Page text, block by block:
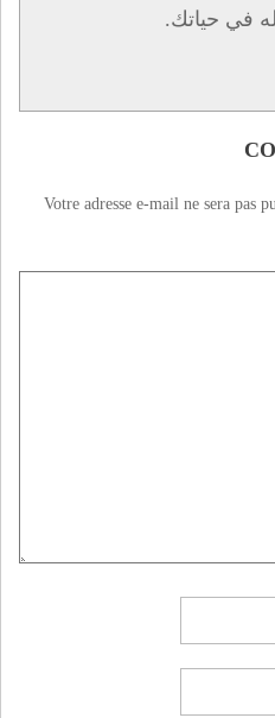
في حياتك.
Votre adresse e-mail ne sera pas